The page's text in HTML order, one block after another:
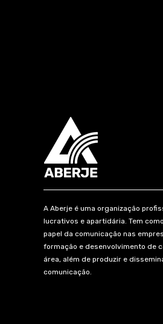
A Aberje é uma organização
lucrativos e apartidária. Tem
papel da comunicação nas
formação e desenvolvimento de
área, além de produzir e
comunicação.